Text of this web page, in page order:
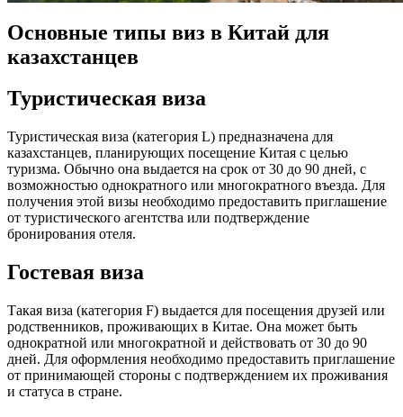
Основные типы виз в Китай для
казахстанцев
Туристическая виза
Туристическая виза (категория L) предназначена для
казахстанцев, планирующих посещение Китая с целью
туризма. Обычно она выдается на срок от 30 до 90 дней, с
возможностью однократного или многократного въезда. Для
получения этой визы необходимо предоставить приглашение
от туристического агентства или подтверждение
бронирования отеля.
Гостевая виза
Такая виза (категория F) выдается для посещения друзей или
родственников, проживающих в Китае. Она может быть
однократной или многократной и действовать от 30 до 90
дней. Для оформления необходимо предоставить приглашение
от принимающей стороны с подтверждением их проживания
и статуса в стране.